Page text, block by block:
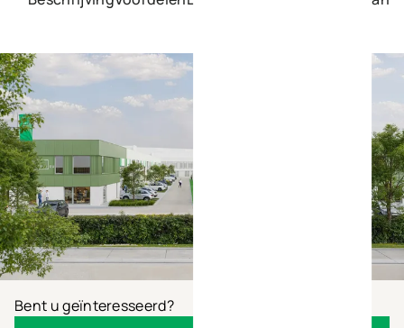
Bent u geïnteresseerd?